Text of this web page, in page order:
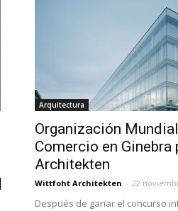
Arquitectura
Organización
Comercio en
Architekten
Wittfoht Architekten - 22
Después de ganar el concurso